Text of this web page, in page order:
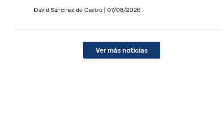
David Sánchez de Castro | 07/08/2026
Ver más noticias